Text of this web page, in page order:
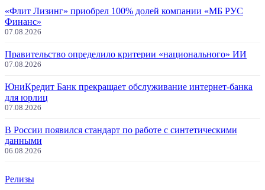
«Флит Лизинг» приобрел 100% долей компании «МБ РУС
Финанс»
07.08.2026
Правительство определило критерии «национального» ИИ
07.08.2026
ЮниКредит Банк прекращает обслуживание интернет-банка
для юрлиц
07.08.2026
В России появился стандарт по работе с синтетическими
данными
06.08.2026
Релизы